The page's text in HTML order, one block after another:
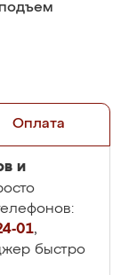
Оплата
и
01,
быстро